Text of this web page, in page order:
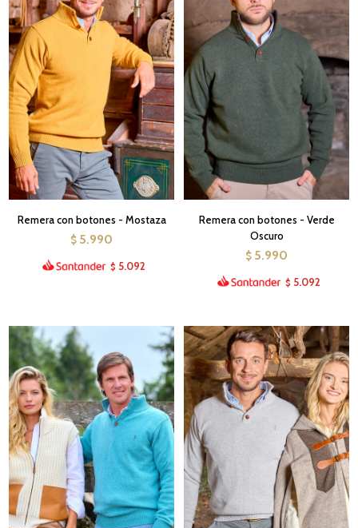
Remera con botones - Mostaza
$ 5.990
$ 5.092
Remera con botones - Verde
Oscuro
$ 5.990
$ 5.092